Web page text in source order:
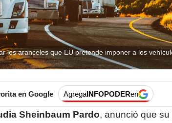
los aranceles que EU pretende imponer a los
en Google AgregaINFOPODERen
Sheinbaum Pardo, anunció que su